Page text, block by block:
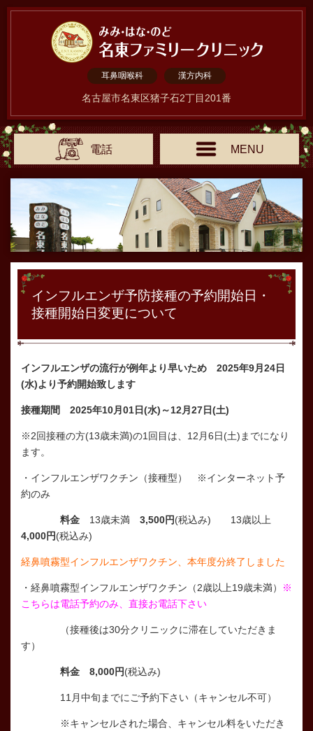
耳鼻咽喉科 漢方内科
名古屋市名東区猪子石2丁目201番
電話 MENU
インフルエンザ予防接種の予約開始日・
接種開始日変更について
インフルエンザの流行が例年より早いため 2025年9月24日
(水)より予約開始致します
接種期間 2025年10月01日(水)～12月27日(土)
※2回接種の方(13歳未満)の1回目は、12月6日(土)までになり
ます。
・インフルエンザワクチン（接種型） ※インターネット予
約のみ
料金 13歳未満 3,500円(税込み) 13歳以上
4,000円(税込み)
経鼻噴霧型インフルエンザワクチン、本年度分終了しました
・経鼻噴霧型インフルエンザワクチン（2歳以上19歳未満）
※
こちらは電話予約のみ、直接お電話下さい
（接種後は30分クリニックに滞在していただきま
す）
料金 8,000円(税込み)
11月中旬までにご予約下さい（キャンセル不可）
※キャンセルされた場合、キャンセル料をいただき